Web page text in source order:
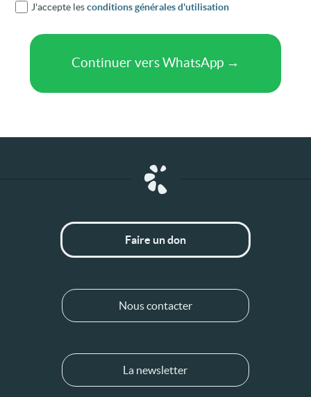
J'accepte lesconditions générales d'utilisation
Faire un don
Nous contacter
La newsletter